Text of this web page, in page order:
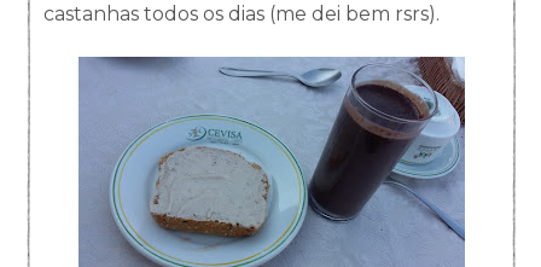
castanhas todos os dias (me dei bem rsrs).